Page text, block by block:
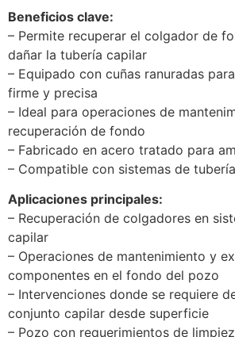
Beneficios clave:
– Permite recuperar el colgador de
dañar la tubería capilar
– Equipado con cuñas ranuradas
firme y precisa
– Ideal para operaciones de
recuperación de fondo
– Fabricado en acero tratado para
– Compatible con sistemas de
Aplicaciones principales:
– Recuperación de colgadores en
capilar
– Operaciones de mantenimiento y
componentes en el fondo del pozo
– Intervenciones donde se requiere
conjunto capilar desde superficie
– Pozo con requerimientos de